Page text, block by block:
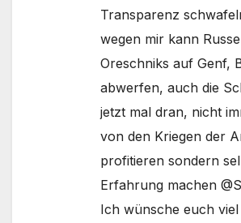
Transparenz
wegen mir kann
Oreschniks auf Genf,
abwerfen, auch die
jetzt mal dran, nicht
von den Kriegen der
profitieren sondern
Erfahrung machen
Ich wünsche euch